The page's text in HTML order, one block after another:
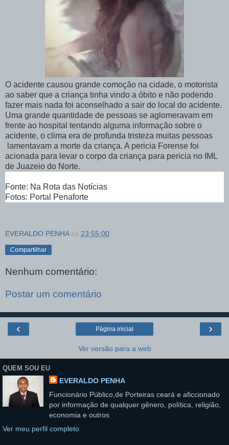
O acidente causou grande comoção na cidade, o motorista
ao saber que a criança tinha vindo a óbito e não podendo
fazer mais nada foi aconselhado a sair do local do acidente.
Uma grande quantidade de pessoas se aglomeravam em
frente ao hospital tentando alguma informação sobre o
acidente, o clima era de profunda tristeza muitas pessoas
lamentavam a morte da criança. A pericia Forense foi
acionada para levar o corpo da criança para pericia no IML
de Juazeio do Norte.
Fonte: Na Rota das Notícias
Fotos: Portal Penaforte
EVERALDO PENHA às 23:55:00
Compartilhar
Nenhum comentário:
Postar um comentário
‹ ›
Página inicial
Ver versão para a web
QUEM SOU EU
EVERALDO PENHA
Funcionário Público,de Porteiras ceará e aficcionado
por informação de qualquer gênero, política, religião,
economia e outros
Ver meu perfil completo